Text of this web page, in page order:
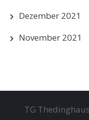
Dezember 2021
November 2021
TG